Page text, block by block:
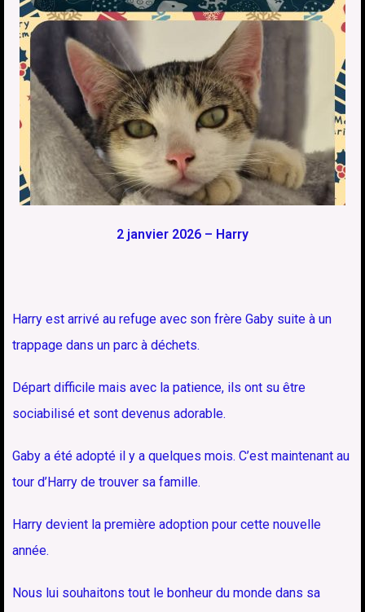
2 janvier 2026 – Harry
Harry est arrivé au refuge avec son frère Gaby suite à un
trappage dans un parc à déchets.
Départ difficile mais avec la patience, ils ont su être
sociabilisé et sont devenus adorable.
Gaby a été adopté il y a quelques mois. C’est maintenant au
tour d’Harry de trouver sa famille.
Harry devient la première adoption pour cette nouvelle
année.
Nous lui souhaitons tout le bonheur du monde dans sa